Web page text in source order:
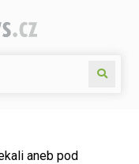
Search
aneb pod